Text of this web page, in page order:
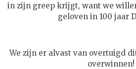
in zijn greep krijgt, want we
geloven in 100 jaar
We zijn er alvast van overtuigd
overwinnen!